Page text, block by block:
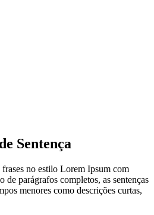
Sentença
no estilo Lorem Ipsum com
de parágrafos completos, as sentenças
menores como descrições curtas,